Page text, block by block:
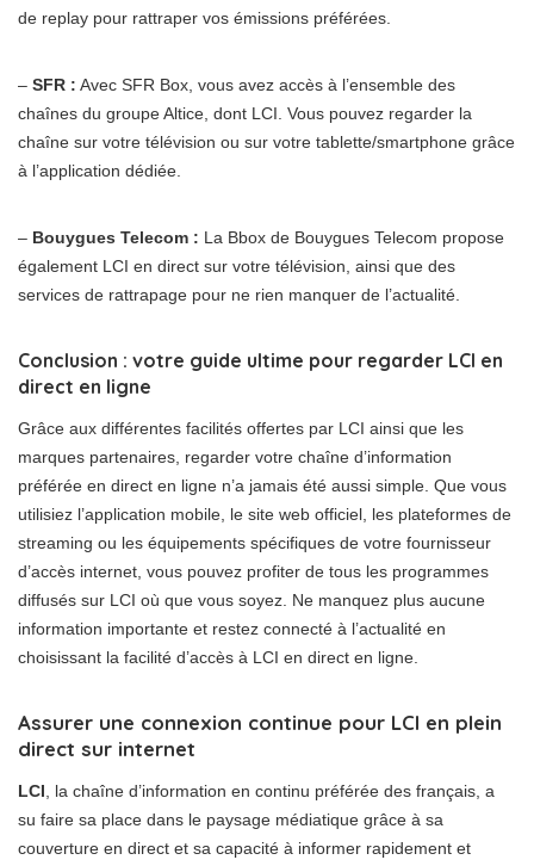
de replay pour rattraper vos émissions préférées.
– SFR : Avec SFR Box, vous avez accès à l’ensemble des
chaînes du groupe Altice, dont LCI. Vous pouvez regarder la
chaîne sur votre télévision ou sur votre tablette/smartphone grâce
à l’application dédiée.
– Bouygues Telecom : La Bbox de Bouygues Telecom propose
également LCI en direct sur votre télévision, ainsi que des
services de rattrapage pour ne rien manquer de l’actualité.
Conclusion : votre guide ultime pour regarder LCI en
direct en ligne
Grâce aux différentes facilités offertes par LCI ainsi que les
marques partenaires, regarder votre chaîne d’information
préférée en direct en ligne n’a jamais été aussi simple. Que vous
utilisiez l’application mobile, le site web officiel, les plateformes de
streaming ou les équipements spécifiques de votre fournisseur
d’accès internet, vous pouvez profiter de tous les programmes
diffusés sur LCI où que vous soyez. Ne manquez plus aucune
information importante et restez connecté à l’actualité en
choisissant la facilité d’accès à LCI en direct en ligne.
Assurer une connexion continue pour LCI en plein
direct sur internet
LCI , la chaîne d’information en continu préférée des français, a
su faire sa place dans le paysage médiatique grâce à sa
couverture en direct et sa capacité à informer rapidement et